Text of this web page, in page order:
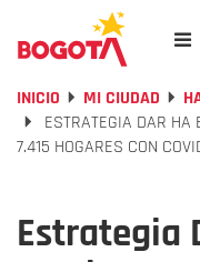
INICIO MI CIUDAD
ESTRATEGIA DAR HA
7.415 HOGARES CON
Estrategia